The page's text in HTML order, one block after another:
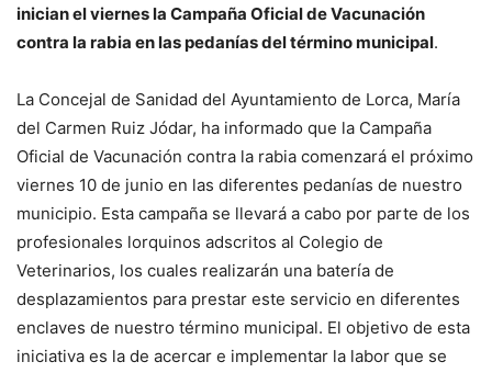
inician el viernes la Campaña Oficial de Vacunación
contra la rabia en las pedanías del término municipal.
La Concejal de Sanidad del Ayuntamiento de Lorca, María
del Carmen Ruiz Jódar, ha informado que la Campaña
Oficial de Vacunación contra la rabia comenzará el próximo
viernes 10 de junio en las diferentes pedanías de nuestro
municipio. Esta campaña se llevará a cabo por parte de los
profesionales lorquinos adscritos al Colegio de
Veterinarios, los cuales realizarán una batería de
desplazamientos para prestar este servicio en diferentes
enclaves de nuestro término municipal. El objetivo de esta
iniciativa es la de acercar e implementar la labor que se